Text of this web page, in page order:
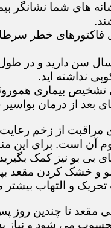
های شما نشانگر
فاکتورهای خطر
نداشته اید.​​​​​
بیماری
بعد از درمان بواسیر
مراقبت از زخم
است. برای این
بی بو نیز کمک
خشک کردن مقعد
و التهاب
مقعد تا چندین روز
می شود و نیاز به